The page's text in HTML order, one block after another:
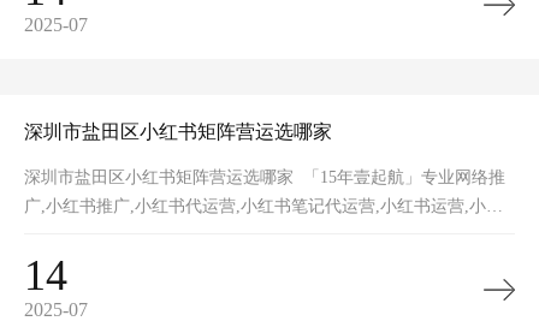
2025-07
深圳市盐田区小红书矩阵营运选哪家
深圳市盐田区小红书矩阵营运选哪家 「15年壹起航」专业网络推
广,小红书推广,小红书代运营,小红书笔记代运营,小红书运营,小红
14
2025-07